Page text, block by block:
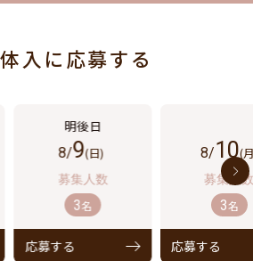
入に応募する
8/9(日)
3名
応募する
8/10(
3名
応募する